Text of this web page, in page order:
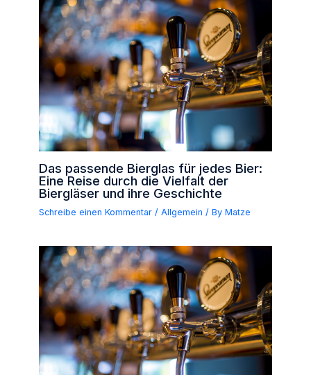
Das passende Bierglas für jedes Bier:
Eine Reise durch die Vielfalt der
Biergläser und ihre Geschichte
Schreibe einen Kommentar /Allgemein / ByMatze